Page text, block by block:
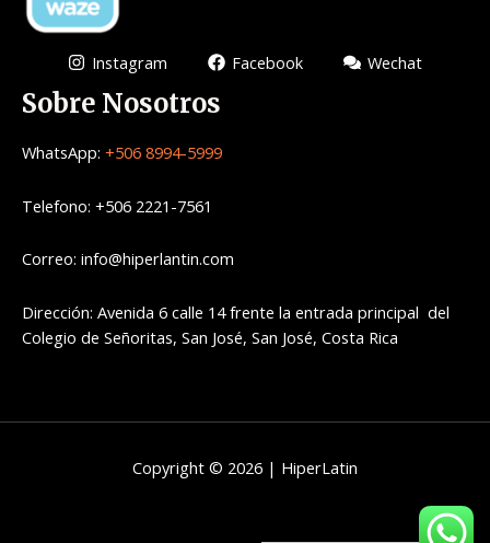
Instagram Facebook Wechat
Sobre Nosotros
WhatsApp: +506 8994-5999
Telefono: +506 2221-7561
Correo: info@hiperlantin.com
Dirección: Avenida 6 calle 14 frente la entrada principal del
Colegio de Señoritas, San José, San José, Costa Rica
Copyright © 2026 | HiperLatin